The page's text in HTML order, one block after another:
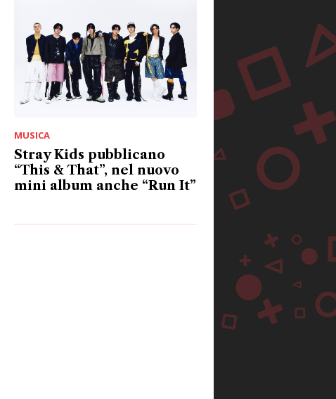
MUSICA
Stray Kids pubblicano
“This & That”, nel nuovo
mini album anche “Run It”